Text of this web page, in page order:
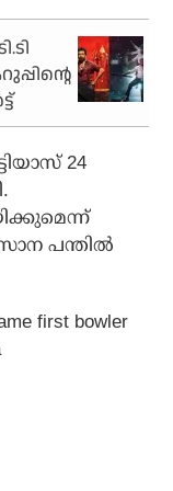
24
പന്തില്‍
first bowler